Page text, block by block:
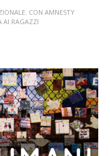
CON AMNESTY
AI RAGAZZI